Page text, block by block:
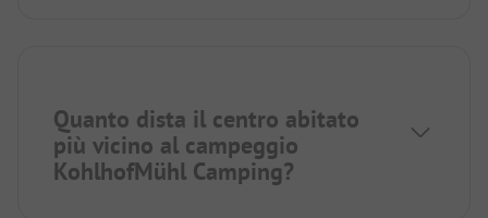
Quanto dista il centro abitato
più vicino al campeggio
KohlhofMühl Camping?